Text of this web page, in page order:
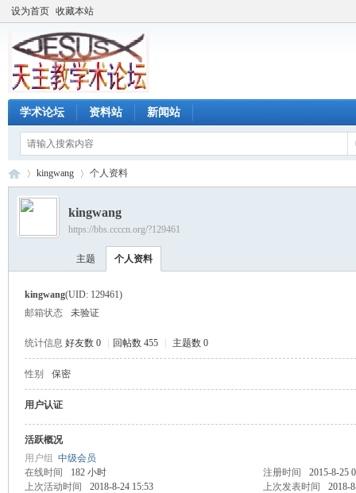
设为首页 收藏本站
学术论坛 资料站 新闻站
›
kingwang 个人资料
kingwang
https://bbs.ccccn.org/?129461
主题 个人资料
kingwang(UID: 129461)
邮箱状态
未验证
统计信息 好友数 0 回帖数 455 主题数 0
性别 保密
用户认证
活跃概况
用户组 中级会员
在线时间
182 小时 注册时间
2015-8-25
上次活动时间
2018-8-24 15:53 上次发表时间 2018-